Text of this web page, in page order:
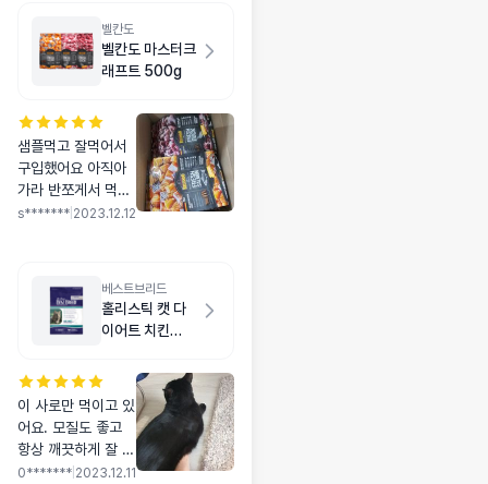
벨칸도
벨칸도 마스터크
래프트 500g
샘플먹고 잘먹어서
구입했어요 아직아
가라 반쪼게서 먹이
고 있는데 성분도 좋
s******* 2023.12.12
베스트브리드
홀리스틱 캣 다
이어트 치킨
이 사로만 먹이고 있
어요. 모질도 좋고
항상 깨끗하게 잘 비
웁니다. 믿고 먹는
0******* 2023.12.11